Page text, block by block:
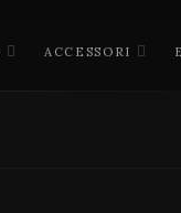
ACCESSORI